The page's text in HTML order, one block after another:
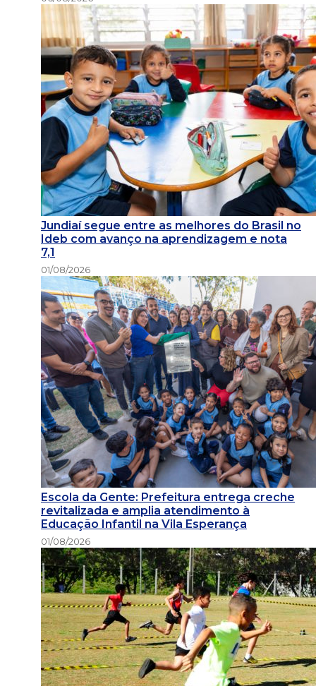
Jundiaí segue entre as melhores do Brasil no
Ideb com avanço na aprendizagem e nota
7,1
01/08/2026
Escola da Gente: Prefeitura entrega creche
revitalizada e amplia atendimento à
Educação Infantil na Vila Esperança
01/08/2026